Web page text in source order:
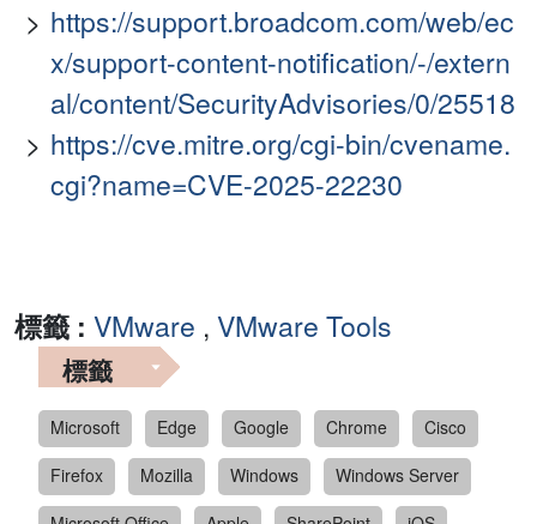
https://support.broadcom.com/web/ec
x/support-content-notification/-/extern
al/content/SecurityAdvisories/0/25518
https://cve.mitre.org/cgi-bin/cvename.
cgi?name=CVE-2025-22230
標籤 : VMware , VMware Tools
標籤
Microsoft Edge Google Chrome
Cisco
Firefox
Mozilla Windows
Windows Server